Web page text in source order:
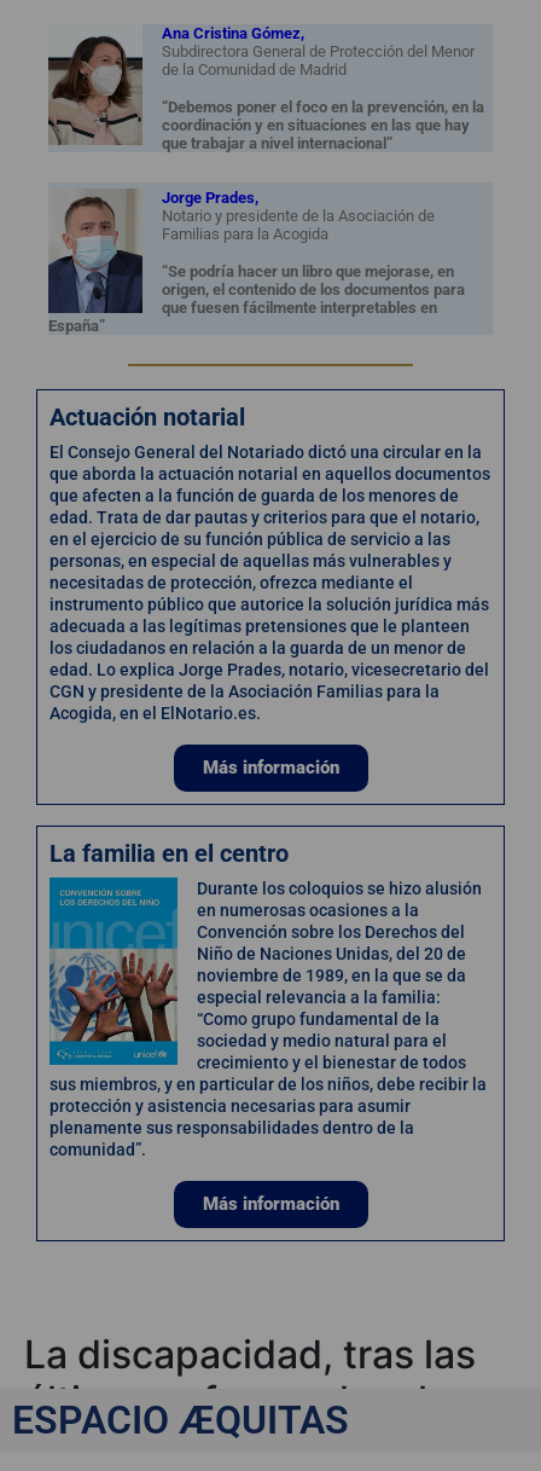
Ana Cristina Gómez,
Subdirectora General de Protección del Menor
de la Comunidad de Madrid
“Debemos poner el foco en la prevención, en la
coordinación y en situaciones en las que hay
que trabajar a nivel internacional”
Jorge Prades,
Notario y presidente de la Asociación de
Familias para la Acogida
“Se podría hacer un libro que mejorase, en
origen, el contenido de los documentos para
que fuesen fácilmente interpretables en
España”
Actuación notarial
El Consejo General del Notariado dictó una circular en la
que aborda la actuación notarial en aquellos documentos
que afecten a la función de guarda de los menores de
edad. Trata de dar pautas y criterios para que el notario,
en el ejercicio de su función pública de servicio a las
personas, en especial de aquellas más vulnerables y
necesitadas de protección, ofrezca mediante el
instrumento público que autorice la solución jurídica más
adecuada a las legítimas pretensiones que le planteen
los ciudadanos en relación a la guarda de un menor de
edad. Lo explica Jorge Prades, notario, vicesecretario del
CGN y presidente de la Asociación Familias para la
Acogida, en el ElNotario.es.
Más información
La familia en el centro
Durante los coloquios se hizo alusión
en numerosas ocasiones a la
Convención sobre los Derechos del
Niño de Naciones Unidas, del 20 de
noviembre de 1989, en la que se da
especial relevancia a la familia:
“Como grupo fundamental de la
sociedad y medio natural para el
crecimiento y el bienestar de todos
sus miembros, y en particular de los niños, debe recibir la
protección y asistencia necesarias para asumir
plenamente sus responsabilidades dentro de la
comunidad”.
Más información
La discapacidad, tras las
últimas reformas legales
ESPACIO ÆQUITAS